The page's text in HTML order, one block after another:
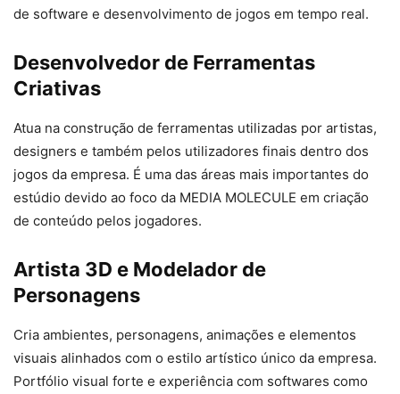
de software e desenvolvimento de jogos em tempo real.
Desenvolvedor de Ferramentas
Criativas
Atua na construção de ferramentas utilizadas por artistas,
designers e também pelos utilizadores finais dentro dos
jogos da empresa. É uma das áreas mais importantes do
estúdio devido ao foco da MEDIA MOLECULE em criação
de conteúdo pelos jogadores.
Artista 3D e Modelador de
Personagens
Cria ambientes, personagens, animações e elementos
visuais alinhados com o estilo artístico único da empresa.
Portfólio visual forte e experiência com softwares como